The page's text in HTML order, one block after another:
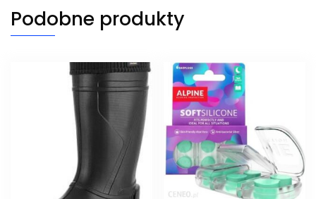
Podobne produkty